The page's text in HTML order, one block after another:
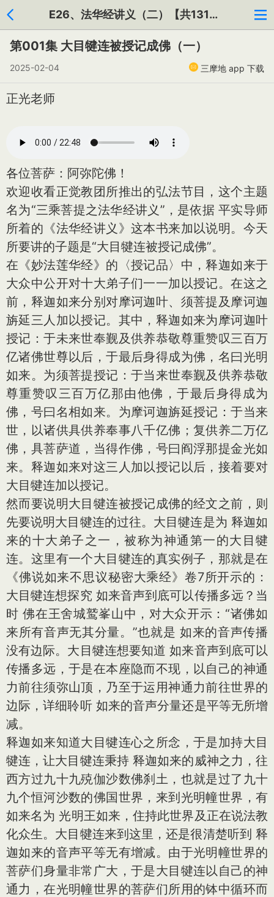
E26、法华经讲义（二）【共131集】
第001集 大目犍连被授记成佛（一）
2025-02-04 三摩地 app 下载
正光老师
各位菩萨：阿弥陀佛！
欢迎收看正觉教团所推出的弘法节目，这个主题
名为“三乘菩提之法华经讲义”，是依据 平实导师
所着的《法华经讲义》这本书来加以说明。今天
所要讲的子题是“大目犍连被授记成佛”。
在《妙法莲华经》的〈授记品〉中，释迦如来于
大众中公开对十大弟子们一一加以授记。在这之
前，释迦如来分别对摩诃迦叶、须菩提及摩诃迦
旃延三人加以授记。其中，释迦如来为摩诃迦叶
授记：于未来世奉觐及供养恭敬尊重赞叹三百万
亿诸佛世尊以后，于最后身得成为佛，名曰光明
如来。为须菩提授记：于当来世奉觐及供养恭敬
尊重赞叹三百万亿那由他佛，于最后身得成为
佛，号曰名相如来。为摩诃迦旃延授记：于当来
世，以诸供具供养奉事八千亿佛；复供养二万亿
佛，具菩萨道，当得作佛，号曰阎浮那提金光如
来。释迦如来对这三人加以授记以后，接着要对
大目犍连加以授记。
然而要说明大目犍连被授记成佛的经文之前，则
先要说明大目犍连的过往。大目犍连是为 释迦如
来的十大弟子之一，被称为神通第一的大目犍
连。这里有一个大目犍连的真实例子，那就是在
《佛说如来不思议秘密大乘经》卷7所开示的：
大目犍连想探究 如来音声到底可以传播多远？当
时 佛在王舍城鹫峯山中，对大众开示：“诸佛如
来所有音声无其分量。”也就是 如来的音声传播
没有边际。大目犍连想要知道 如来音声到底可以
传播多远，于是在本座隐而不现，以自己的神通
力前往须弥山顶，乃至于运用神通力前往世界的
边际，详细聆听 如来的音声分量还是平等无所增
减。
释迦如来知道大目犍连心之所念，于是加持大目
犍连，让大目犍连秉持 释迦如来的威神之力，往
西方过九十九殑伽沙数佛刹土，也就是过了九十
九个恒河沙数的佛国世界，来到光明幢世界，有
如来名为 光明王如来，住持此世界及正在说法教
化众生。大目犍连来到这里，还是很清楚听到 释
迦如来的音声平等无有增减。由于光明幢世界的
菩萨们身量非常广大，于是大目犍连以自己的神
通力，在光明幢世界的菩萨们所用的钵中循环而